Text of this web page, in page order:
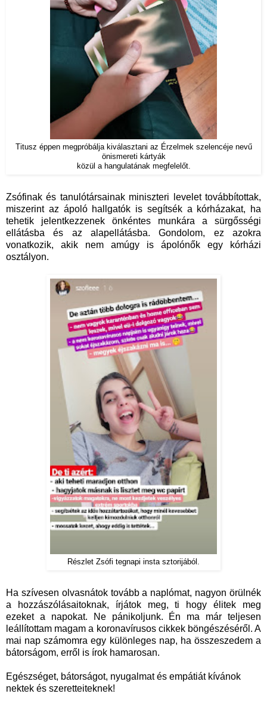
Titusz éppen megpróbálja kiválasztani az Érzelmek szelencéje nevű
önismereti kártyák
közül a hangulatának megfelelőt.
Zsófinak és tanulótársainak miniszteri levelet továbbítottak,
miszerint az ápoló hallgatók is segítsék a kórházakat, ha
tehetik jelentkezzenek önkéntes munkára a sürgősségi
ellátásba és az alapellátásba. Gondolom, ez azokra
vonatkozik, akik nem amúgy is ápolónők egy kórházi
osztályon.
Részlet Zsófi tegnapi insta sztorijából.
Ha szívesen olvasnátok tovább a naplómat, nagyon örülnék
a hozzászólásaitoknak, írjátok meg, ti hogy élitek meg
ezeket a napokat. Ne pánikoljunk. Én ma már teljesen
leállítottam magam a koronavírusos cikkek böngészéséről. A
mai nap számomra egy különleges nap, ha összeszedem a
bátorságom, erről is írok hamarosan.
Egészséget, bátorságot, nyugalmat és empátiát kívánok
nektek és szeretteiteknek!